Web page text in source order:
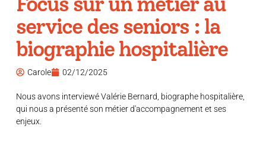
service des seniors : la
biographie hospitalière
Carole 02/12/2025
Nous avons interviewé Valérie Bernard, biographe hospitalière,
qui nous a présenté son métier d'accompagnement et ses
enjeux.